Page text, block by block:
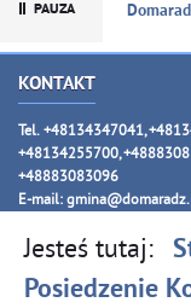
KONTAKT
Tel. +48134347041,
+48134255700,
+48883083096
E-mail:
Jesteś tutaj:
Posiedzenie